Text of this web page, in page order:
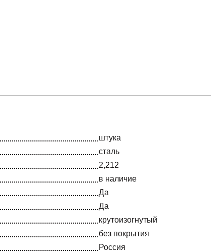
штука
сталь
2,212
в наличие
Да
Да
крутоизогнутый
без покрытия
Россия